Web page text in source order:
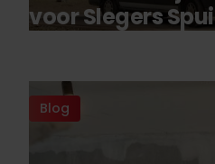
voor Slegers
Blog